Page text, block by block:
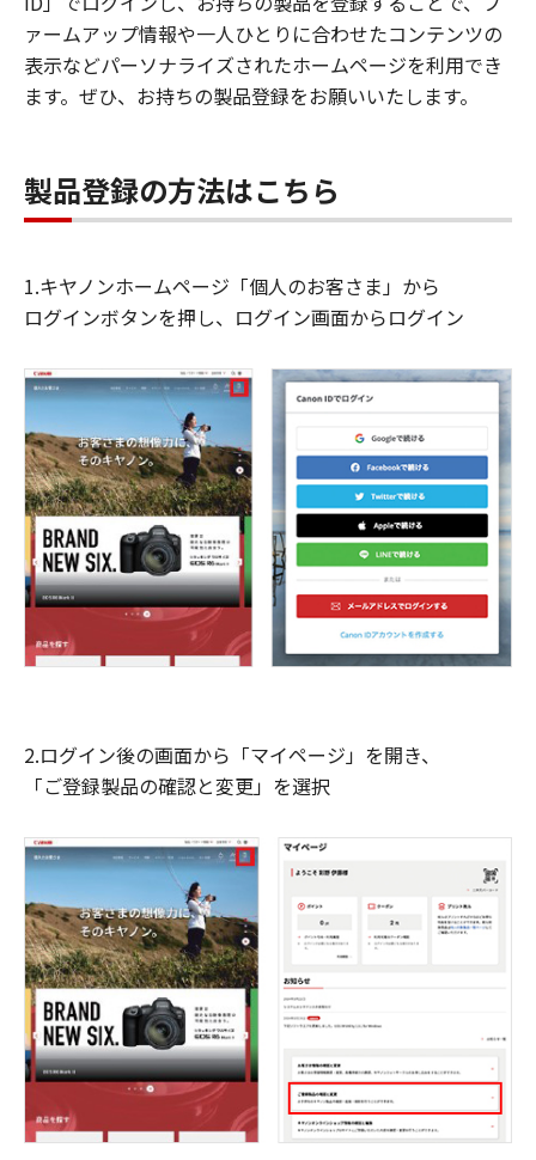
ァームアップ情報や一人ひとりに合わせたコンテンツの
表示などパーソナライズされたホームページを利用でき
ます。ぜひ、お持ちの製品登録をお願いいたします。
製品登録の方法はこちら
1.キヤノンホームページ「個人のお客さま」から
ログインボタンを押し、ログイン画面からログイン
2.ログイン後の画面から「マイページ」を開き、
「ご登録製品の確認と変更」を選択